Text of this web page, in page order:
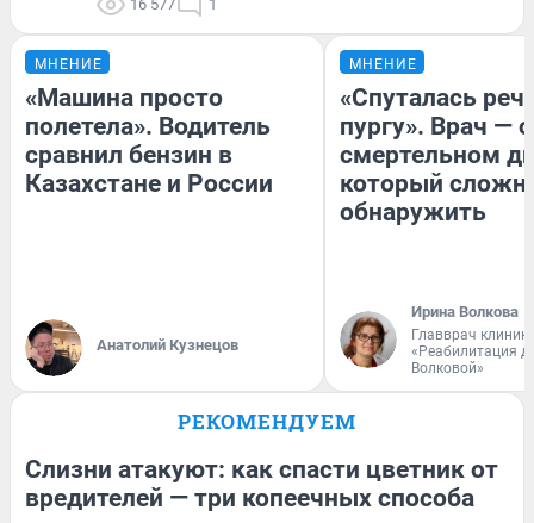
16 577 1
МНЕНИЕ
«Машина просто
полетела». Водитель
сравнил бензин в
Казахстане и России
Анатолий Кузнецов
МНЕНИЕ
«Спуталась
пургу». Врач — о
смертельном
который
обнаружить
Ирина Волкова
Главврач
«Реабилитация
Волковой»
РЕКОМЕНДУЕМ
Слизни атакуют: как спасти цветник от
вредителей — три копеечных способа